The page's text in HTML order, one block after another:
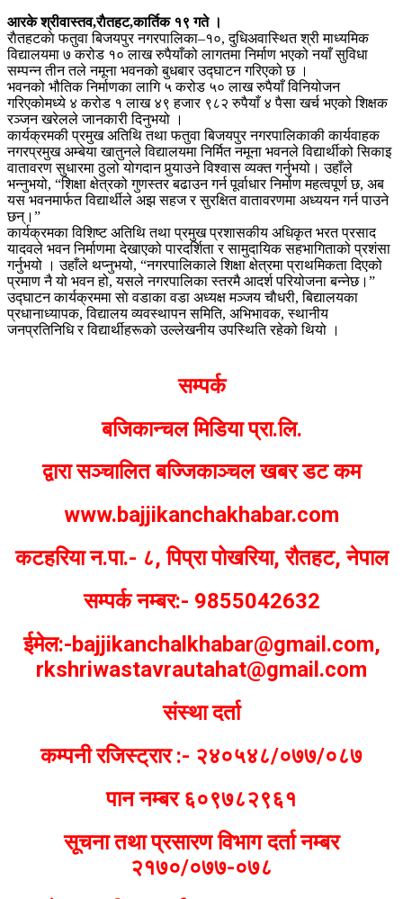
आरके श्रीवास्तव,राैतहट,कार्तिक १९ गते ।
राैतहटकाे फतुवा बिजयपुर नगरपालिका–१०, दुधिअवास्थित श्री माध्यमिक
विद्यालयमा ७ करोड १० लाख रुपैयाँको लागतमा निर्माण भएको नयाँ सुविधा
सम्पन्न तीन तले नमूना भवनको बुधबार उद्घाटन गरिएको छ ।
भवनको भौतिक निर्माणका लागि ५ करोड ५० लाख रुपैयाँ विनियोजन
गरिएकोमध्ये ४ करोड १ लाख ४९ हजार ९८२ रुपैयाँ ४ पैसा खर्च भएको शिक्षक
रञ्जन खरेलले जानकारी दिनुभयो ।
कार्यक्रमकी प्रमुख अतिथि तथा फतुवा बिजयपुर नगरपालिकाकी कार्यवाहक
नगरप्रमुख अम्बेया खातुनले विद्यालयमा निर्मित नमूना भवनले विद्यार्थीको सिकाइ
वातावरण सुधारमा ठुलो योगदान पुर्‍याउने विश्वास व्यक्त गर्नुभयो। उहाँले
भन्नुभयो, “शिक्षा क्षेत्रको गुणस्तर बढाउन गर्न पूर्वाधार निर्माण महत्वपूर्ण छ, अब
यस भवनमार्फत विद्यार्थीले अझ सहज र सुरक्षित वातावरणमा अध्ययन गर्न पाउने
छन्।”
कार्यक्रमका विशिष्ट अतिथि तथा प्रमुख प्रशासकीय अधिकृत भरत प्रसाद
यादवले भवन निर्माणमा देखाएको पारदर्शिता र सामुदायिक सहभागिताको प्रशंसा
गर्नुभयो । उहाँले थप्नुभयो, “नगरपालिकाले शिक्षा क्षेत्रमा प्राथमिकता दिएको
प्रमाण नै यो भवन हो, यसले नगरपालिका स्तरमै आदर्श परियोजना बन्नेछ।”
उद्घाटन कार्यक्रममा साे वडाका वडा अध्यक्ष मञ्जय चाैधरी, बिद्यालयका
प्रधानाध्यापक, विद्यालय व्यवस्थापन समिति, अभिभावक, स्थानीय
जनप्रतिनिधि र विद्यार्थीहरूको उल्लेखनीय उपस्थिति रहेको थियो ।
सम्पर्क
बजिकान्चल मिडिया प्रा.लि.
द्वारा सञ्चालित बज्जिकाञ्चल खबर डट कम
www.bajjikanchakhabar.com
कटहरिया न.पा.- ८, पिप्रा पोखरिया, रौतहट, नेपाल
सम्पर्क नम्बर:- 9855042632
ईमेल:-bajjikanchalkhabar@gmail.com,
rkshriwastavrautahat@gmail.com
संस्था दर्ता
कम्पनी रजिस्ट्रार :- २४०५४८/०७७/०८७
पान नम्बर ६०९७८२९६१
सूचना तथा प्रसारण विभाग दर्ता नम्बर
२१७०/०७७-०७८